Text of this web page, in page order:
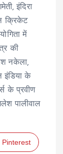
इंदिरा
क्रिकेट
में
की
नकेला,
इंडिया के
के प्रवीण
पालीवाल
Pinterest